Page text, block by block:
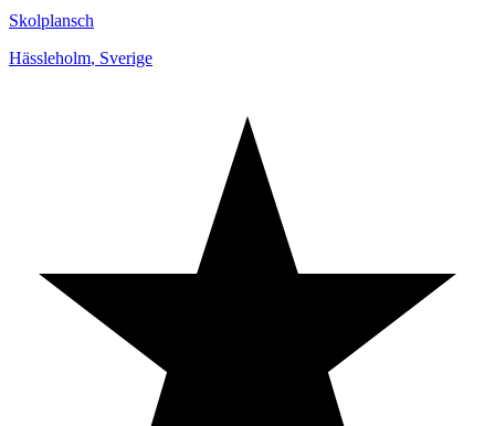
Skolplansch
Hässleholm, Sverige